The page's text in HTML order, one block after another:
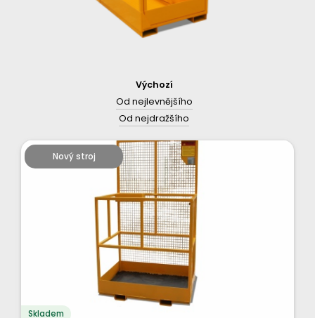
Výchozí
Od nejlevnějšího
Od nejdražšího
Nový stroj
Skladem